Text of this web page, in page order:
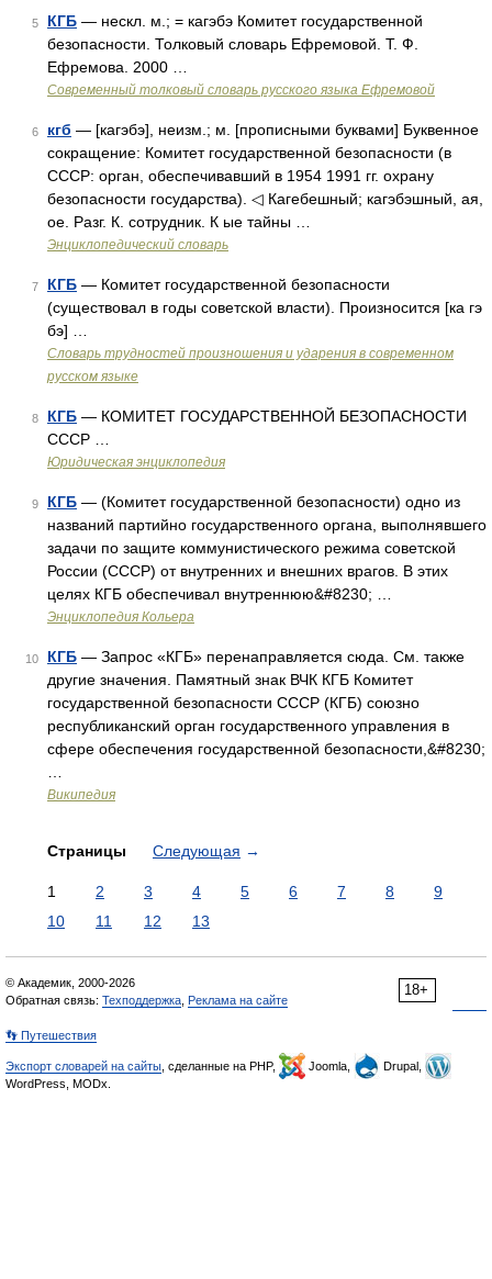
5 КГБ — нескл. м.; = кагэбэ Комитет государственной
безопасности. Толковый словарь Ефремовой. Т. Ф.
Ефремова. 2000 …
Современный толковый словарь русского языка Ефремовой
6 кгб — [кагэбэ], неизм.; м. [прописными буквами] Буквенное
сокращение: Комитет государственной безопасности (в
СССР: орган, обеспечивавший в 1954 1991 гг. охрану
безопасности государства). ◁ Кагебешный; кагэбэшный, ая,
ое. Разг. К. сотрудник. К ые тайны …
Энциклопедический словарь
7 КГБ — Комитет государственной безопасности
(существовал в годы советской власти). Произносится [ка гэ
бэ] …
Словарь трудностей произношения и ударения в современном
русском языке
8 КГБ — КОМИТЕТ ГОСУДАРСТВЕННОЙ БЕЗОПАСНОСТИ
СССР …
Юридическая энциклопедия
9 КГБ — (Комитет государственной безопасности) одно из
названий партийно государственного органа, выполнявшего
задачи по защите коммунистического режима советской
России (СССР) от внутренних и внешних врагов. В этих
целях КГБ обеспечивал внутреннюю&#8230; …
Энциклопедия Кольера
10 КГБ — Запрос «КГБ» перенаправляется сюда. Cм. также
другие значения. Памятный знак ВЧК КГБ Комитет
государственной безопасности СССР (КГБ) союзно
республиканский орган государственного управления в
сфере обеспечения государственной безопасности,&#8230;
Википедия
Страницы Следующая →
1 2 3 4 5 6 7 8
9
10
11 12 13
18+
© Академик, 2000-2026
Обратная связь: Техподдержка Реклама на сайте
👣 Путешествия
Экспорт словарей на сайты , сделанные на PHP, Joomla,
Drupal,
WordPress, MODx.